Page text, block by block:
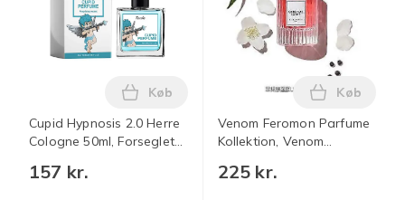
Cupid Hypnosis 2.0 Herre
Cologne 50ml, Forseglet
Maskulin Langvarig Duft
157 kr.
Læg Cupid Hypnosis 2.0 Herre
Køb
Venom Feromon Parfume
Kollektion, Venom
Kvinder, Feromon
225 kr.
Læg
Køb